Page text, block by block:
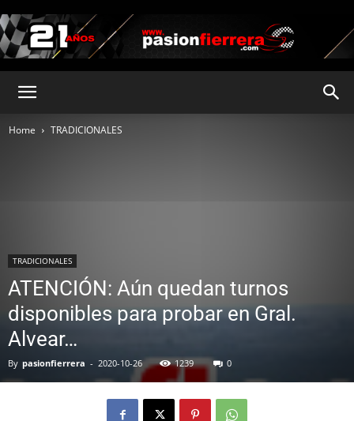
Home TRADICIONALES
TRADICIONALES
ATENCIÓN: Aún quedan turnos
disponibles para probar en Gral.
Alvear…
By pasionfierrera - 2020-10-26 1239 0